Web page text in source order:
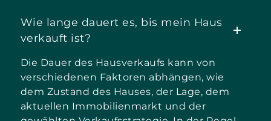
Wie lange dauert es, bis mein Haus
verkauft ist?
Die Dauer des Hausverkaufs kann von
verschiedenen Faktoren abhängen, wie
dem Zustand des Hauses, der Lage, dem
aktuellen Immobilienmarkt und der